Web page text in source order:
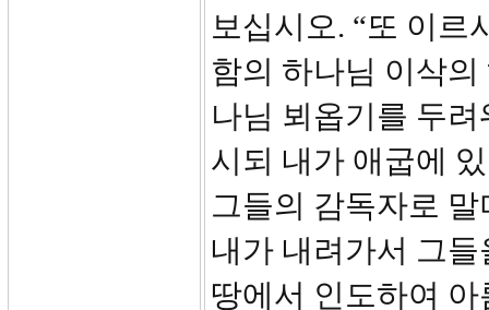
보십시오. “또 이르
함의 하나님 이삭
나님 뵈옵기를 두
시되 내가 애굽에
그들의 감독자로
내가 내려가서 그
땅에서 인도하여